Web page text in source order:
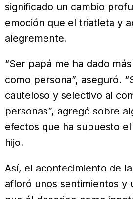
significado un cambio
emoción que el triatleta y
alegremente.
“Ser papá me ha dado
como persona”, aseguró.
cauteloso y selectivo al
personas”, agregó sobre
efectos que ha supuesto
hijo.
Así, el acontecimiento de
afloró unos sentimientos y